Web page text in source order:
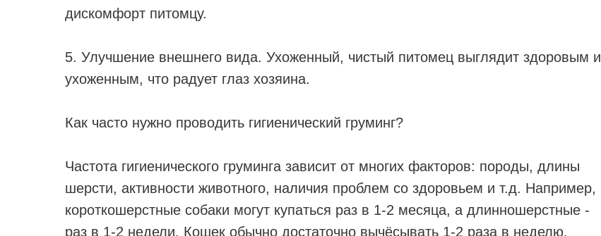
дискомфорт питомцу.
5. Улучшение внешнего вида. Ухоженный, чистый питомец выглядит здоровым и
ухоженным, что радует глаз хозяина.
Как часто нужно проводить гигиенический груминг?
Частота гигиенического груминга зависит от многих факторов: породы, длины
шерсти, активности животного, наличия проблем со здоровьем и т.д. Например,
короткошерстные собаки могут купаться раз в 1-2 месяца, а длинношерстные -
раз в 1-2 недели. Кошек обычно достаточно вычёсывать 1-2 раза в неделю.